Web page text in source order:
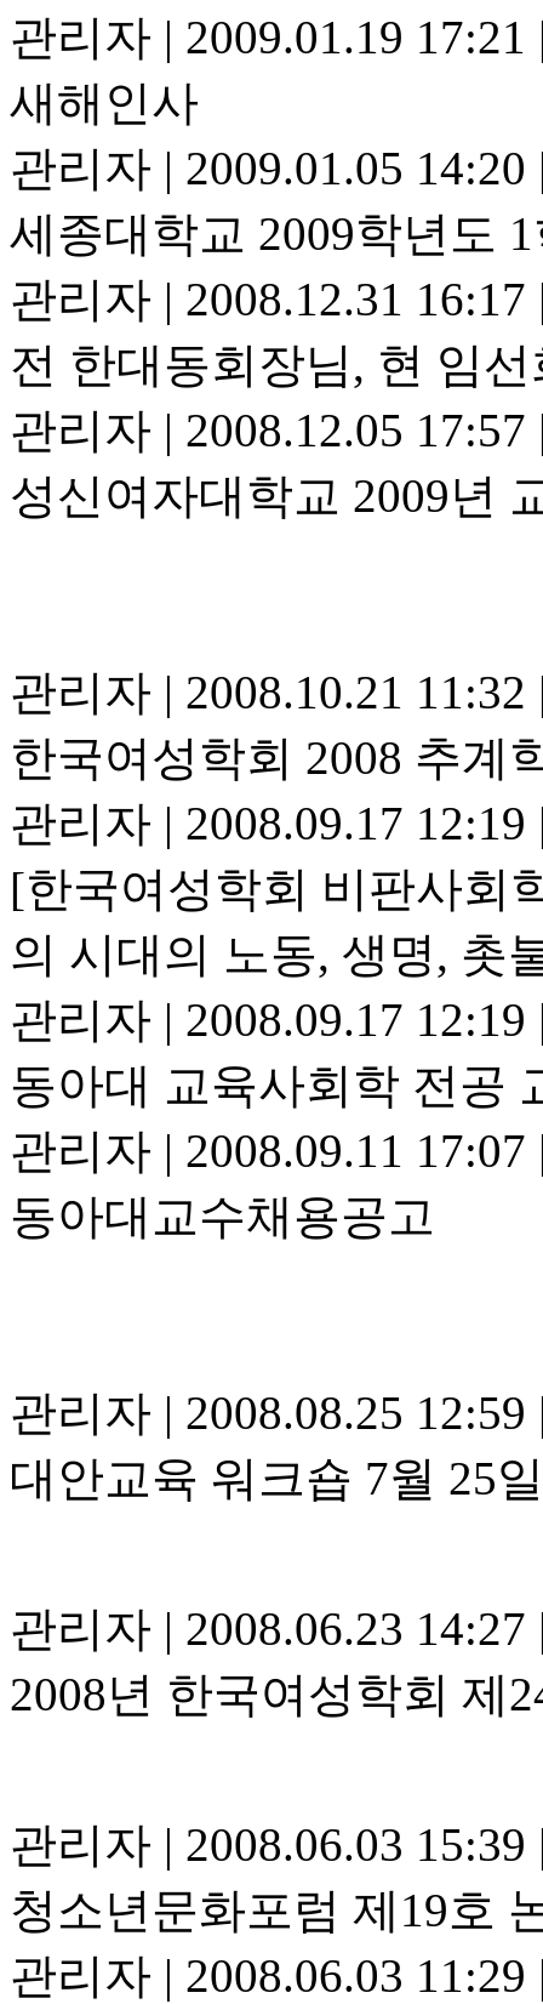
관리자 | 2009.01.19 17:21
새해인사
관리자 | 2009.01.05 14:20
세종대학교 2009학년도
관리자 | 2008.12.31 16:17
전 한대동회장님, 현 임
관리자 | 2008.12.05 17:57
성신여자대학교 2009년
관리자 | 2008.10.21 11:32
한국여성학회 2008 추계
관리자 | 2008.09.17 12:19
[한국여성학회 비판사회
의 시대의 노동, 생명, 촛
관리자 | 2008.09.17 12:19
동아대 교육사회학 전공
관리자 | 2008.09.11 17:07
동아대교수채용공고
관리자 | 2008.08.25 12:59
대안교육 워크숍 7월 25
관리자 | 2008.06.23 14:27
2008년 한국여성학회 제
관리자 | 2008.06.03 15:39
청소년문화포럼 제19호
관리자 | 2008.06.03 11:29